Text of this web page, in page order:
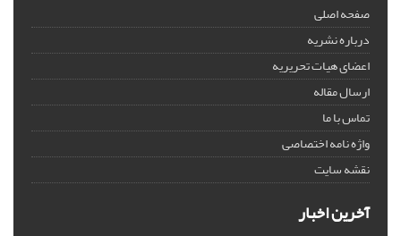
صفحه اصلی
درباره نشریه
اعضای هیات تحریریه
ارسال مقاله
تماس با ما
واژه نامه اختصاصی
نقشه سایت
آخرین اخبار